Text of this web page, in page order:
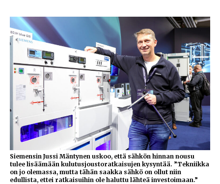
Siemensin Jussi Mäntynen uskoo, että sähkön hinnan nousu
tulee lisäämään kulutusjoustoratkaisujen kysyntää. ”Tekniikka
on jo olemassa, mutta tähän saakka sähkö on ollut niin
edullista, ettei ratkaisuihin ole haluttu lähteä investoimaan.”